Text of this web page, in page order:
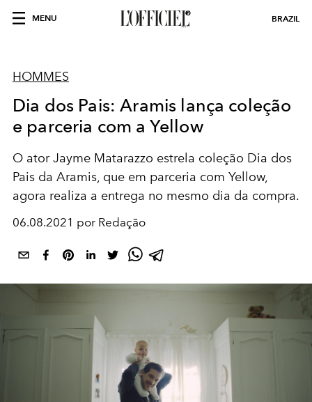
MENU BRAZIL
HOMMES
Dia dos Pais: Aramis lança coleção
e parceria com a Yellow
O ator Jayme Matarazzo estrela coleção Dia dos
Pais da Aramis, que em parceria com Yellow,
agora realiza a entrega no mesmo dia da compra.
06.08.2021 por Redação